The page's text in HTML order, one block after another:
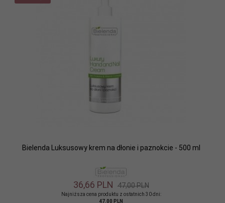
Bielenda Luksusowy krem na dłonie i paznokcie - 500 ml
36,66 PLN 47,00 PLN
Najniższa cena produktu z ostatnich 30 dni:
47.00 PLN